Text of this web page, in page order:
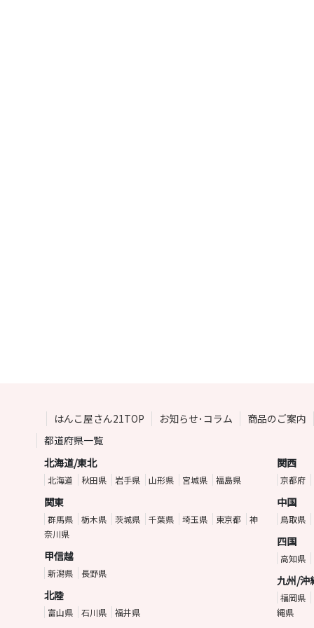
はんこ屋さん21TOP お知らせ･コラム
商品のご案内
都道府県一覧
北海道/東北
北海道 秋田県 岩手県 山形県 宮城県 福島県
関東
群馬県 栃木県 茨城県 千葉県 埼玉県 東京都
神
奈川県
甲信越
新潟県 長野県
北陸
富山県 石川県 福井県
関西
京都府
中国
鳥取県
四国
高知県
九州/沖
福岡県
縄県